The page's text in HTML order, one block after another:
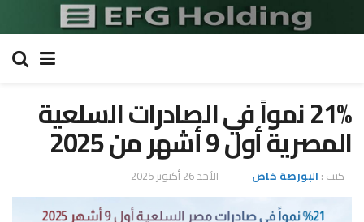
21% نمواً في الصادرات السلعية
المصرية أول 9 أشهر من 2025
كتب : البورصة خاص الأحد 26 أكتوبر 2025